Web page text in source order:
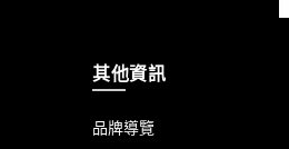
其他資訊
品牌導覽